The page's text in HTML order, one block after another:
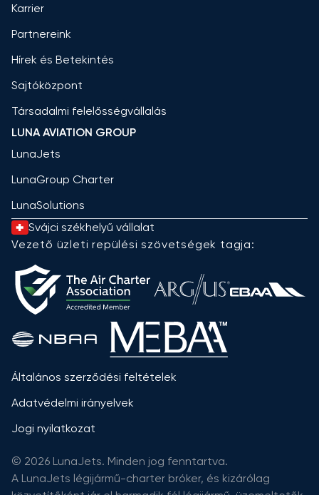
Karrier
Partnereink
Hírek és Betekintés
Sajtóközpont
Társadalmi felelősségvállalás
LUNA AVIATION GROUP
LunaJets
LunaGroup Charter
LunaSolutions
Svájci székhelyű vállalat
Vezető üzleti repülési szövetségek tagja:
Általános szerződési feltételek
Adatvédelmi irányelvek
Jogi nyilatkozat
© 2026 LunaJets. Minden jog fenntartva.
A LunaJets légijármű-charter bróker, és kizárólag